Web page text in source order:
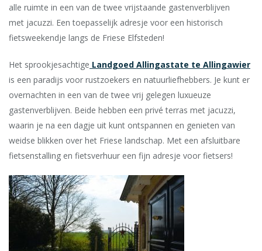
alle ruimte in een van de twee vrijstaande gastenverblijven
met jacuzzi. Een toepasselijk adresje voor een historisch
fietsweekendje langs de Friese Elfsteden!
Het sprookjesachtige Landgoed Allingastate te Allingawier
is een paradijs voor rustzoekers en natuurliefhebbers. Je kunt er
overnachten in een van de twee vrij gelegen luxueuze
gastenverblijven. Beide hebben een privé terras met jacuzzi,
waarin je na een dagje uit kunt ontspannen en genieten van
weidse blikken over het Friese landschap. Met een afsluitbare
fietsenstalling en fietsverhuur een fijn adresje voor fietsers!